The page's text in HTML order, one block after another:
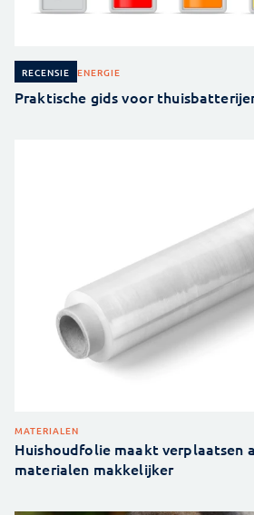
RECENSIE ENERGIE
Praktische gids voor
MATERIALEN
Huishoudfolie maakt verplaatsen
materialen makkelijker